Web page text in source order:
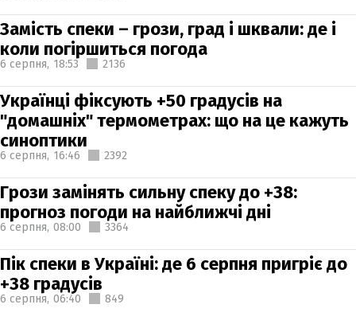
Замість спеки – грози, град і шквали: де і
коли погіршиться погода
6 серпня, 18:53 2136
Українці фіксують +50 градусів на
"домашніх" термометрах: що на це кажуть
синоптики
6 серпня, 16:46 2392
Грози замінять сильну спеку до +38:
прогноз погоди на найближчі дні
6 серпня, 08:00 3364
Пік спеки в Україні: де 6 серпня пригріє до
+38 градусів
6 серпня, 06:40 849